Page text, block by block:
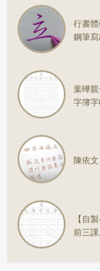
行書
鋼筆
葉曄
字簿
陳依文
【自
前三課